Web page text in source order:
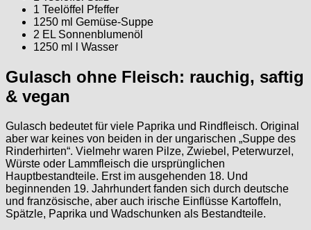
1 Teelöffel Pfeffer
1250 ml Gemüse-Suppe
2 EL Sonnenblumenöl
1250 ml l Wasser
Gulasch ohne Fleisch: rauchig, saftig
& vegan
Gulasch bedeutet für viele Paprika und Rindfleisch. Original
aber war keines von beiden in der ungarischen „Suppe des
Rinderhirten“. Vielmehr waren Pilze, Zwiebel, Peterwurzel,
Würste oder Lammfleisch die ursprünglichen
Hauptbestandteile. Erst im ausgehenden 18. Und
beginnenden 19. Jahrhundert fanden sich durch deutsche
und französische, aber auch irische Einflüsse Kartoffeln,
Spätzle, Paprika und Wadschunken als Bestandteile.